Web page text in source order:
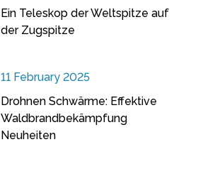
Ein Teleskop der Weltspitze auf
der Zugspitze
11 February 2025
Drohnen Schwärme: Effektive
Waldbrandbekämpfung
Neuheiten